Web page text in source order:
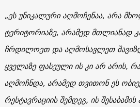
„ეს უნიკალური აღმოჩენაა, არა
ტერიტორიაზე, არამედ მთლიანად
ჩრდილოეთ და აღმოსავლეთ
ყველაზე ფასეული ის კი არ არის,
აღმოჩნდა, არამედ თვითონ ეს
რესტავრაციის შემდეგ, ის